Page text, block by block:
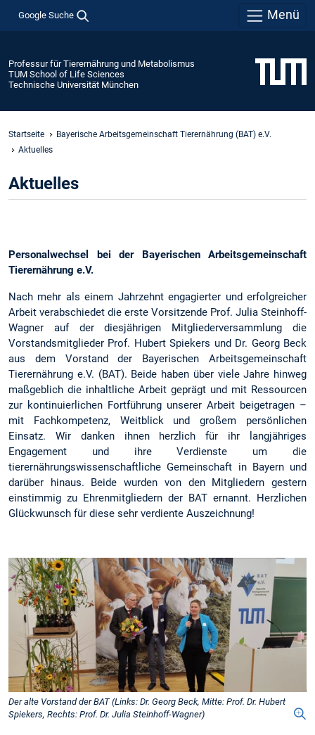
Google Suche Menü
Professur für Tierernährung und Metabolismus
TUM School of Life Sciences
Technische Universität München
Startseite
Bayerische Arbeitsgemeinschaft Tierernährung (BAT) e.V.
Aktuelles
Aktuelles
Personalwechsel bei der Bayerischen Arbeitsgemeinschaft
Tierernährung e.V.
Nach mehr als einem Jahrzehnt engagierter und erfolgreicher
Arbeit verabschiedet die erste Vorsitzende Prof. Julia Steinhoff-
Wagner auf der diesjährigen Mitgliederversammlung die
Vorstandsmitglieder Prof. Hubert Spiekers und Dr. Georg Beck
aus dem Vorstand der Bayerischen Arbeitsgemeinschaft
Tierernährung e.V. (BAT). Beide haben über viele Jahre hinweg
maßgeblich die inhaltliche Arbeit geprägt und mit Ressourcen
zur kontinuierlichen Fortführung unserer Arbeit beigetragen –
mit Fachkompetenz, Weitblick und großem persönlichen
Einsatz. Wir danken ihnen herzlich für ihr langjähriges
Engagement und ihre Verdienste um die
tierernährungswissenschaftliche Gemeinschaft in Bayern und
darüber hinaus. Beide wurden von den Mitgliedern gestern
einstimmig zu Ehrenmitgliedern der BAT ernannt. Herzlichen
Glückwunsch für diese sehr verdiente Auszeichnung!
Der alte Vorstand der BAT (Links: Dr. Georg Beck, Mitte: Prof. Dr. Hubert
Spiekers, Rechts: Prof. Dr. Julia Steinhoff-Wagner)